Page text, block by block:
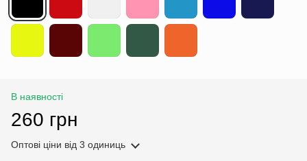
В наявності
260 грн
Оптові ціни від 3 одиниць